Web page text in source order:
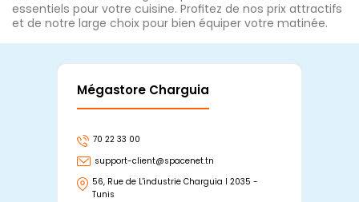
essentiels pour votre cuisine. Profitez de nos prix attractifs
et de notre large choix pour bien équiper votre matinée.
Mégastore Charguia
70 22 33 00
support-client@spacenet.tn
56, Rue de L'industrie Charguia I 2035 -
Tunis